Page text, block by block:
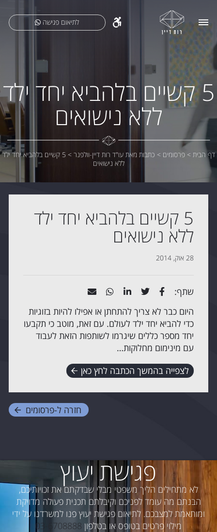
לתיאום פגישה
5 קשיים בלהביא יחד ילד
ללא נישואים
דף הבית >פרסומים > כתבות מאת עו"ד רות דיין-וולפנר >
5 קשיים בלהביא יחד ילד
ללא נישואים
5 קשיים בלהביא יחד ילד
ללא נישואים
28 אוק, 2014
שתף:
היום כבר לא צריך להתחתן או אפילו להיות בזוגיות
כדי להביא יחד ילד לעולם. עם זאת, מוטב כי תקבעו
יחד מספר כללים שיגרמו לשותפות הזאת לעבוד
עם מינימום מחלוקות…
לצפייה בהמשך הכתבה לחץ כאן
חזרה ל-פרסומים
פגישת יעוץ
לא מתחילים הליך משפטי מבלי שבדקתם את זכויותיכם,
הבנתם מה עומד לפניכם וקיבלתם תכנית פעולה מדויקת
ומותאמת למצבכם. לתיאום פגישת יעוץ פנו למשרדנו על ידי
מילוי פרטים בטופס או בטלפון 03-6708888